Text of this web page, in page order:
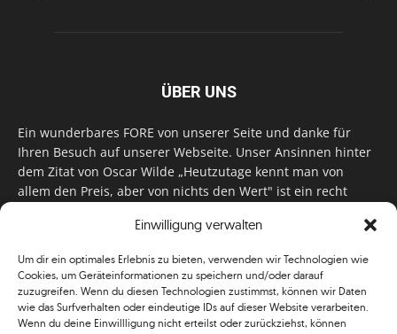
Einwilligung verwalten
Um dir ein optimales Erlebnis zu bieten, verwenden wir Technologien wie
Cookies, um Geräteinformationen zu speichern und/oder darauf
zuzugreifen. Wenn du diesen Technologien zustimmst, können wir Daten
wie das Surfverhalten oder eindeutige IDs auf dieser Website verarbeiten.
Wenn du deine Einwillligung nicht erteilst oder zurückziehst, können
ÜBER UNS
Ein wunderbares FORE von unserer Seite und danke für
Ihren Besuch auf unserer Webseite. Unser Ansinnen hinter
dem Zitat von Oscar Wilde „Heutzutage kennt man von
allem den Preis, aber von nichts den Wert" ist ein recht
für Monat unser Bestes, um Sie mit außergewöhnlichen
zu versorgen. Im Magazin, auf unserer Website & auf
unseren Social Media Plattformen! Das verdient im
klassischen Wortsinn nicht nur Anerkennung!